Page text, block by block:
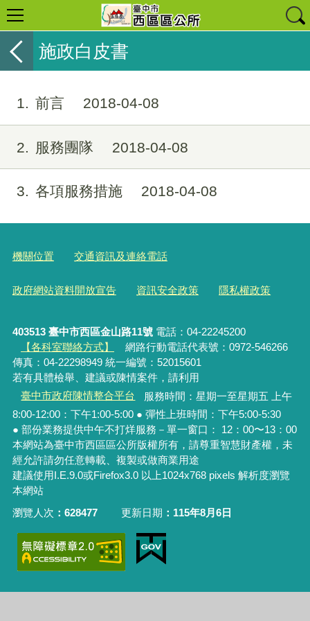
施政白皮書
1 前言 2018-04-08
2 服務團隊 2018-04-08
3 各項服務措施 2018-04-08
機關位置 交通資訊及連絡電話
政府網站資料開放宣告 資訊安全政策 隱私權政策
403513 臺中市西區金山路11號電話：04-22245200
【各科室聯絡方式】
網路行動電話代表號：0972-546266
傳真：04-22298949 統一編號：52015601
若有具體檢舉、建議或陳情案件，請利用
臺中市政府陳情整合平台
服務時間：星期一至星期五 上午
8:00-12:00：下午1:00-5:00 ● 彈性上班時間：下午5:00-5:30
● 部份業務提供中午不打烊服務－單一窗口： 12：00〜13：00
本網站為臺中市西區區公所版權所有，請尊重智慧財產權，未
經允許請勿任意轉載、複製或做商業用途
建議使用I.E.9.0或Firefox3.0 以上1024x768 pixels 解析度瀏覽
本網站
瀏覽人次
628477 更新日期 115年8月6日